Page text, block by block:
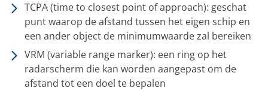
TCPA (time to closest point of approach): geschat
punt waarop de afstand tussen het eigen schip en
een ander object de minimumwaarde zal bereiken
VRM (variable range marker): een ring op het
radarscherm die kan worden aangepast om de
afstand tot een doel te bepalen